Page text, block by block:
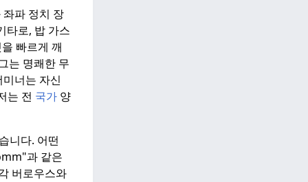
파 정치 장
타로, 밥 가스
빠르게 깨
는 명쾌한 무
미너는 자신
는 전 국가 양
니다. 어떤
과 같은
버로우스와